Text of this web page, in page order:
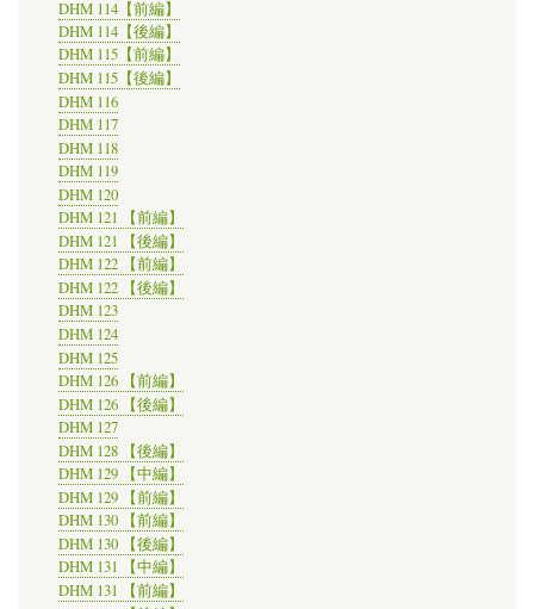
DHM 114【前編】
DHM 114【後編】
DHM 115【前編】
DHM 115【後編】
DHM 116
DHM 117
DHM 118
DHM 119
DHM 120
DHM 121 【前編】
DHM 121 【後編】
DHM 122 【前編】
DHM 122 【後編】
DHM 123
DHM 124
DHM 125
DHM 126 【前編】
DHM 126 【後編】
DHM 127
DHM 128 【後編】
DHM 129 【中編】
DHM 129 【前編】
DHM 130 【前編】
DHM 130 【後編】
DHM 131 【中編】
DHM 131 【前編】